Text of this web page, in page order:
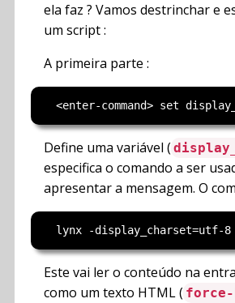
ela faz ? Vamos destrinchar e
um script :
A primeira parte :
Define uma variável (
especifica o comando a ser
apresentar a mensagem. O
Este vai ler o conteúdo na
como um texto HTML (